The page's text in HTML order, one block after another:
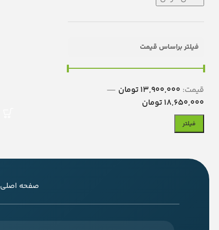
فیلتر براساس قیمت
فیلتر
قیمت: 13,900,000 تومان
—
18,650,000 تومان
صفحه اصلی